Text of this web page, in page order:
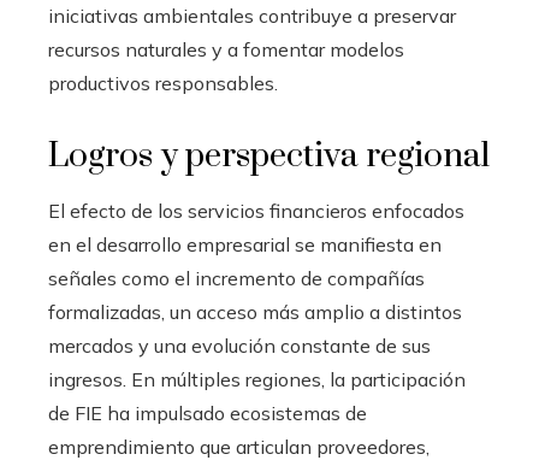
iniciativas ambientales contribuye a preservar
recursos naturales y a fomentar modelos
productivos responsables.
Logros y perspectiva regional
El efecto de los servicios financieros enfocados
en el desarrollo empresarial se manifiesta en
señales como el incremento de compañías
formalizadas, un acceso más amplio a distintos
mercados y una evolución constante de sus
ingresos. En múltiples regiones, la participación
de FIE ha impulsado ecosistemas de
emprendimiento que articulan proveedores,